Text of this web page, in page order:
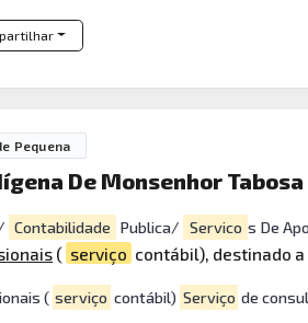
Pequena
De Monsenhor Tabosa
Contabilidade Publica/ Servico s De
( serviço contábil), destinado
( serviço contábil) Serviço de